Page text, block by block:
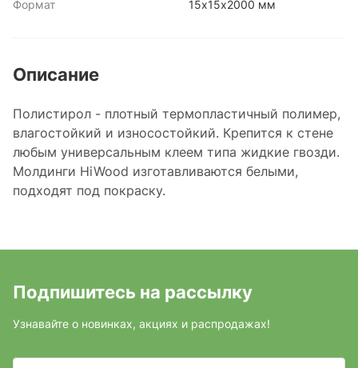
Формат 15х15х2000 мм
Описание
Полистирол - плотный термопластичный полимер,
влагостойкий и износостойкий. Крепится к стене
любым универсальным клеем типа жидкие гвозди.
Молдинги HiWood изготавливаются белыми,
подходят под покраску.
Подпишитесь на рассылку
Узнавайте о новинках, акциях и распродажах!